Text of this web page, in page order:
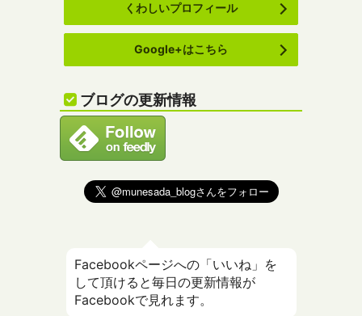
くわしいプロフィール
Google+はこちら
ブログの更新情報
Facebookページへの「いいね」を
して頂けると毎日の更新情報が
Facebookで見れます。